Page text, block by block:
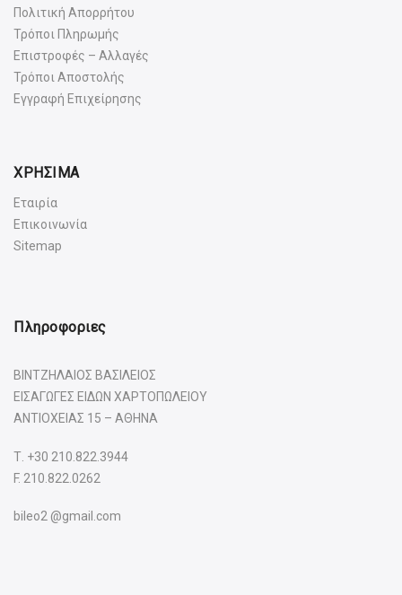
Πολιτική Απορρήτου
Τρόποι Πληρωμής
Επιστροφές – Αλλαγές
Τρόποι Αποστολής
Εγγραφή Επιχείρησης
ΧΡΗΣΙΜΑ
Εταιρία
Επικοινωνία
Sitemap
Πληροφοριες
ΒΙΝΤΖΗΛΑΙΟΣ ΒΑΣΙΛΕΙΟΣ
ΕΙΣΑΓΩΓΕΣ ΕΙΔΩΝ ΧΑΡΤΟΠΩΛΕΙΟΥ
ΑΝΤΙΟΧΕΙΑΣ 15 – ΑΘΗΝΑ
Τ. +30 210.822.3944
F. 210.822.0262
bileo2 @gmail.com